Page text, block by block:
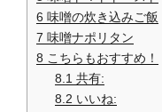
6 味噌の炊き込みご飯
7 味噌ナポリタン
8 こちらもおすすめ！
8.1 共有:
8.2 いいね: